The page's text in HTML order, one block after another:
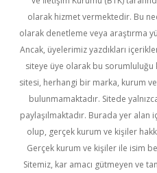
olarak hizmet vermektedir. Bu
olarak denetleme veya araştırma
Ancak, üyelerimiz yazdıkları
siteye üye olarak bu sorumluluğu
sitesi, herhangi bir marka, kurum
bulunmamaktadır. Sitede
paylaşılmaktadır. Burada yer alan
olup, gerçek kurum ve kişiler
Gerçek kurum ve kişiler ile isim
Sitemiz, kar amacı gütmeyen ve